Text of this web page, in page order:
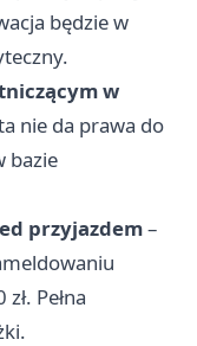
będzie w
w
nie da prawa do
bazie
przyjazdem–
Pełna